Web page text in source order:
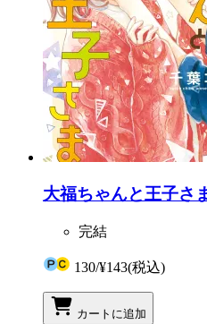
大福ちゃんと王子さ
完結
130/¥143(税込)
カートに追加